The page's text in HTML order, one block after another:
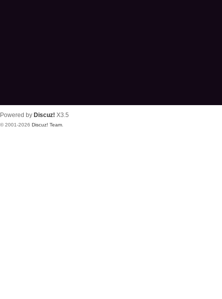
Powered by Discuz! X3.5
© 2001-2026 Discuz! Team